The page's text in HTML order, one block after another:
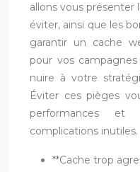
allons vous présenter
éviter, ainsi que les
garantir un cache
pour vos
nuire à votre
Éviter ces pièges
performances
complications inutiles.
**Cache trop